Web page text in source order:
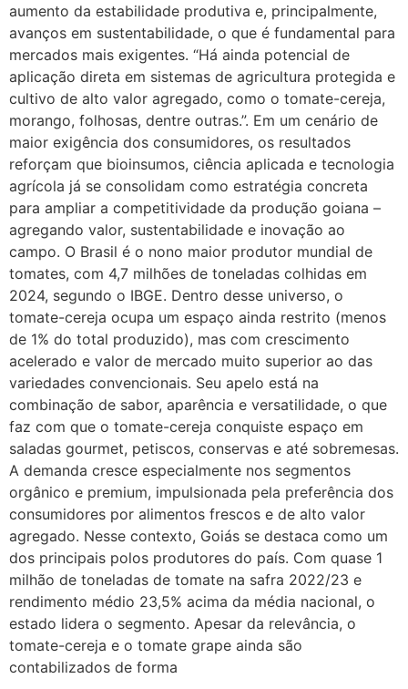
aumento da estabilidade produtiva e, principalmente,
avanços em sustentabilidade, o que é fundamental para
mercados mais exigentes. “Há ainda potencial de
aplicação direta em sistemas de agricultura protegida e
cultivo de alto valor agregado, como o tomate-cereja,
morango, folhosas, dentre outras.”. Em um cenário de
maior exigência dos consumidores, os resultados
reforçam que bioinsumos, ciência aplicada e tecnologia
agrícola já se consolidam como estratégia concreta
para ampliar a competitividade da produção goiana –
agregando valor, sustentabilidade e inovação ao
campo. O Brasil é o nono maior produtor mundial de
tomates, com 4,7 milhões de toneladas colhidas em
2024, segundo o IBGE. Dentro desse universo, o
tomate-cereja ocupa um espaço ainda restrito (menos
de 1% do total produzido), mas com crescimento
acelerado e valor de mercado muito superior ao das
variedades convencionais. Seu apelo está na
combinação de sabor, aparência e versatilidade, o que
faz com que o tomate-cereja conquiste espaço em
saladas gourmet, petiscos, conservas e até sobremesas.
A demanda cresce especialmente nos segmentos
orgânico e premium, impulsionada pela preferência dos
consumidores por alimentos frescos e de alto valor
agregado. Nesse contexto, Goiás se destaca como um
dos principais polos produtores do país. Com quase 1
milhão de toneladas de tomate na safra 2022/23 e
rendimento médio 23,5% acima da média nacional, o
estado lidera o segmento. Apesar da relevância, o
tomate-cereja e o tomate grape ainda são
contabilizados de forma